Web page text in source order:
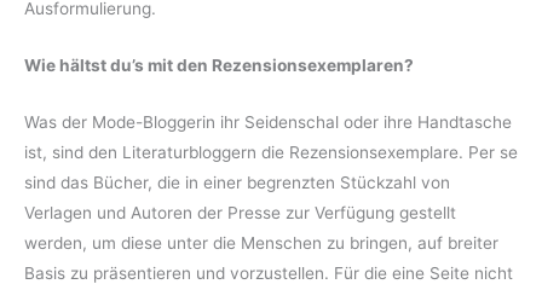
Ausformulierung.
Wie hältst du’s mit den Rezensionsexemplaren?
Was der Mode-Bloggerin ihr Seidenschal oder ihre Handtasche
ist, sind den Literaturbloggern die Rezensionsexemplare. Per se
sind das Bücher, die in einer begrenzten Stückzahl von
Verlagen und Autoren der Presse zur Verfügung gestellt
werden, um diese unter die Menschen zu bringen, auf breiter
Basis zu präsentieren und vorzustellen. Für die eine Seite nicht